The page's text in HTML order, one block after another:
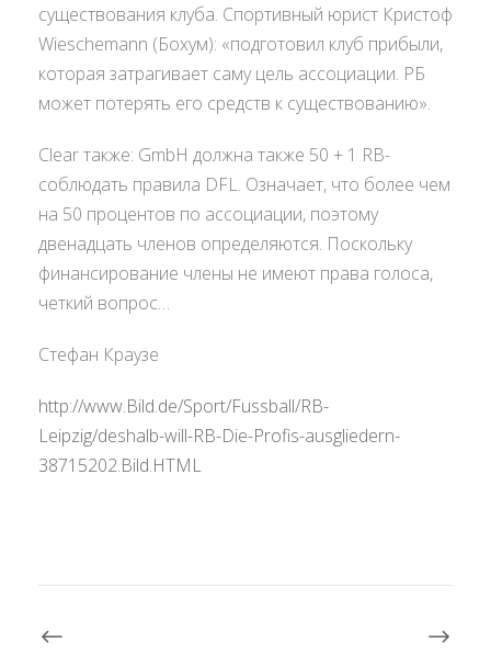
существования клуба. Спортивный юрист Кристоф
Wieschemann (Бохум): «подготовил клуб прибыли,
которая затрагивает саму цель ассоциации. РБ
может потерять его средств к существованию».
Clear также: GmbH должна также 50 + 1 RB-
соблюдать правила DFL. Означает, что более чем
на 50 процентов по ассоциации, поэтому
двенадцать членов определяются. Поскольку
финансирование члены не имеют права голоса,
четкий вопрос…
Стефан Краузе
http://www.Bild.de/Sport/Fussball/RB-
Leipzig/deshalb-will-RB-Die-Profis-ausgliedern-
38715202.Bild.HTML